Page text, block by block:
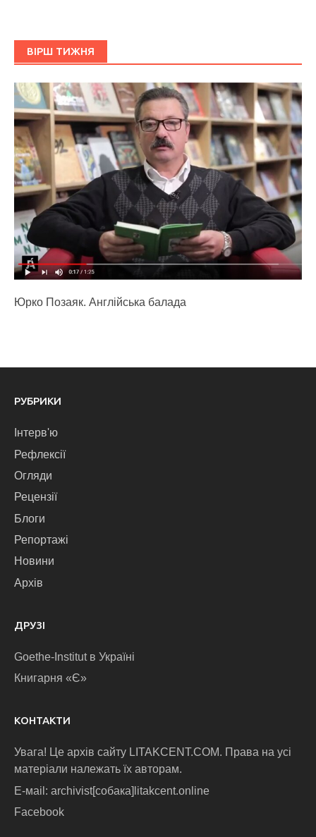
ВІРШ ТИЖНЯ
Юрко Позаяк. Англійська балада
РУБРИКИ
Інтерв'ю
Рефлексії
Огляди
Рецензії
Блоги
Репортажі
Новини
Архів
ДРУЗІ
Goethe-Institut в Україні
Книгарня «Є»
КОНТАКТИ
Увага! Це архів сайту LITAKCENT.COM. Права на усі
матеріали належать їх авторам.
E-маіl: archivist[собака]litakcent.online
Facebook